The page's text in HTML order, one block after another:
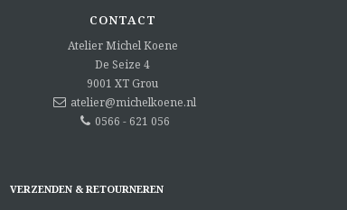
CONTACT
Atelier Michel Koene
De Seize 4
9001 XT Grou
atelier@michelkoene.nl
0566 - 621 056
VERZENDEN & RETOURNEREN